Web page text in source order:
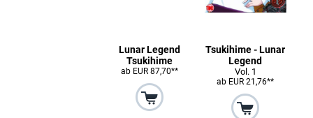
Lunar Legend
Tsukihime
ab EUR 87,70**
Tsukihime - Lunar
Legend
Vol. 1
ab EUR 21,76**